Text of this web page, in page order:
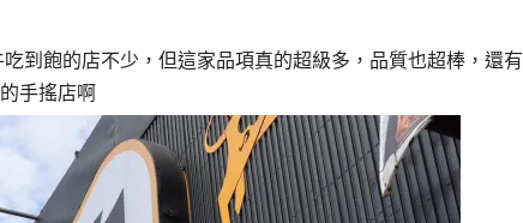
到飽的店不少，但這家品項真的超級多，品質也超棒，還有
手搖店啊